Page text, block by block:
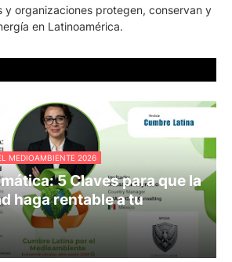
y organizaciones protegen, conservan y
en Latinoamérica.
MEDIOAMBIENTE 2026
5 Claves para que la
haga rentable a tu